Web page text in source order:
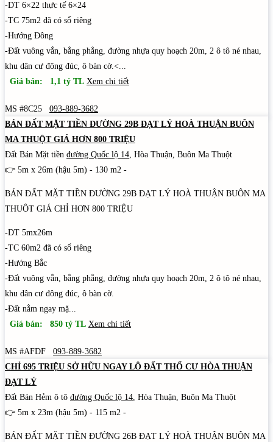
-DT 6×22 thực tế 6×24
-TC 75m2 đã có sổ riêng
-Hướng Đông
-Đất vuông vắn, bằng phẳng, đường nhựa quy hoạch 20m, 2 ô tô né nhau,
khu dân cư đông đúc, ô bàn cờ.<...
Giá bán: 1,1 tỷ TL Xem chi tiết
MS #8C25
093-889-3682
BÁN ĐẤT MẶT TIỀN ĐƯỜNG 29B ĐẠT LÝ HOÀ THUẬN BUÔN
MA THUỘT GIÁ HƠN 800 TRIỆU
Đất Bán Mặt tiền đường Quốc lộ 14, Hòa Thuận, Buôn Ma Thuột
👉 5m x 26m (hậu 5m) - 130 m2 -
BÁN ĐẤT MẶT TIỀN ĐƯỜNG 29B ĐẠT LÝ HOÀ THUẬN BUÔN MA
THUỘT GIÁ CHỈ HƠN 800 TRIỆU
-DT 5mx26m
-TC 60m2 đã có sổ riêng
-Hướng Bắc
-Đất vuông vắn, bằng phẳng, đường nhựa quy hoạch 20m, 2 ô tô né nhau,
khu dân cư đông đúc, ô bàn cờ.
-Đất nằm ngay mặ...
Giá bán: 850 tỷ TL Xem chi tiết
MS #AFDF
093-889-3682
CHỈ 695 TRIỆU SỞ HỮU NGAY LÔ ĐẤT THỔ CƯ HÒA THUẬN
ĐẠT LÝ
Đất Bán Hẻm ô tô đường Quốc lộ 14, Hòa Thuận, Buôn Ma Thuột
👉 5m x 23m (hậu 5m) - 115 m2 -
BÁN ĐẤT MẶT TIỀN ĐƯỜNG 26B ĐẠT LÝ HOÀ THUẬN BUÔN MA